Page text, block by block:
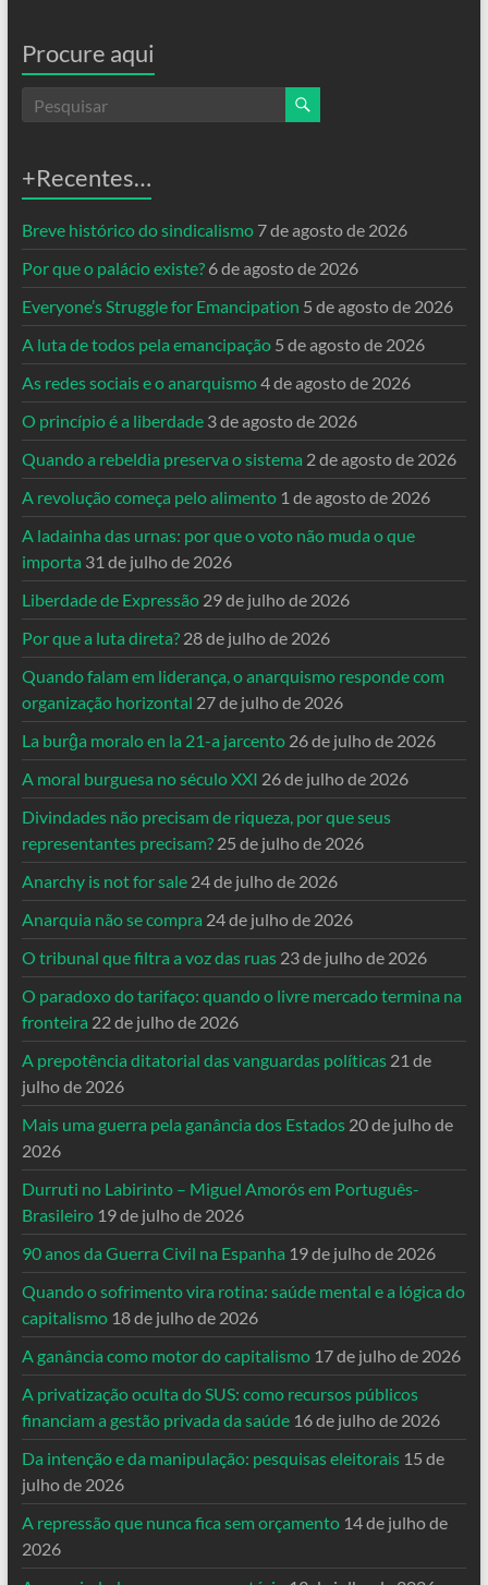
Procure aqui
+Recentes…
Breve histórico do sindicalismo 7 de agosto de 2026
Por que o palácio existe? 6 de agosto de 2026
Everyone’s Struggle for Emancipation 5 de agosto de 2026
A luta de todos pela emancipação 5 de agosto de 2026
As redes sociais e o anarquismo4 de agosto de 2026
O princípio é a liberdade 3 de agosto de 2026
Quando a rebeldia preserva o sistema 2 de agosto de 2026
A revolução começa pelo alimento 1 de agosto de 2026
A ladainha das urnas: por que o voto não muda o que
importa 31 de julho de 2026
Liberdade de Expressão 29 de julho de 2026
Por que a luta direta? 28 de julho de 2026
Quando falam em liderança, o anarquismo responde com
organização horizontal 27 de julho de 2026
La burĝa moralo en la 21-a jarcento 26 de julho de 2026
A moral burguesa no século XXI 26 de julho de 2026
Divindades não precisam de riqueza, por que seus
representantes precisam? 25 de julho de 2026
Anarchy is not for sale 24 de julho de 2026
Anarquia não se compra 24 de julho de 2026
O tribunal que filtra a voz das ruas 23 de julho de 2026
O paradoxo do tarifaço: quando o livre mercado termina na
fronteira 22 de julho de 2026
A prepotência ditatorial das vanguardas políticas 21 de
julho de 2026
Mais uma guerra pela ganância dos Estados 20 de julho de
2026
Durruti no Labirinto – Miguel Amorós em Português-
Brasileiro 19 de julho de 2026
90 anos da Guerra Civil na Espanha 19 de julho de 2026
Quando o sofrimento vira rotina: saúde mental e a lógica do
capitalismo 18 de julho de 2026
A ganância como motor do capitalismo 17 de julho de 2026
A privatização oculta do SUS: como recursos públicos
financiam a gestão privada da saúde 16 de julho de 2026
Da intenção e da manipulação: pesquisas eleitorais 15 de
julho de 2026
A repressão que nunca fica sem orçamento 14 de julho de
2026